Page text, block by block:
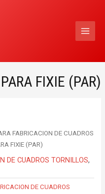
FIXIE (PAR)
FABRICACION DE CUADROS
FIXIE (PAR)
DE CUADROS TORNILLOS,
DE CUADROS